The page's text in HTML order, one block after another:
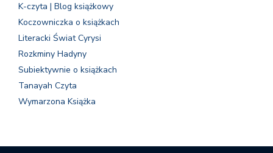
K-czyta | Blog książkowy
Koczowniczka o książkach
Literacki Świat Cyrysi
Rozkminy Hadyny
Subiektywnie o książkach
Tanayah Czyta
Wymarzona Książka